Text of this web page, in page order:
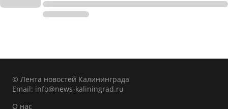
© Лента новостей Калининграда
Email: info@news-kaliningrad.ru
О нас